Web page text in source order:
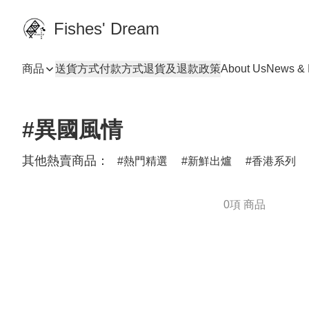
Fishes' Dream
商品 送貨方式付款方式退貨及退款政策About UsNews &
#異國風情
其他熱賣商品： 熱門精選 新鮮出爐 香港系列
0項 商品